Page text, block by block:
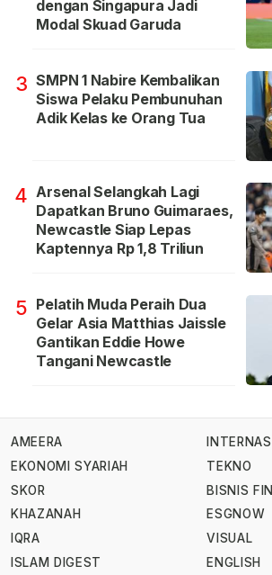
dengan Singapura Jadi
Modal Skuad Garuda
3 SMPN 1 Nabire Kembalikan
Siswa Pelaku Pembunuhan
Adik Kelas ke Orang Tua
4 Arsenal Selangkah Lagi
Dapatkan Bruno Guimaraes,
Newcastle Siap Lepas
Kaptennya Rp 1,8 Triliun
5 Pelatih Muda Peraih Dua
Gelar Asia Matthias Jaissle
Gantikan Eddie Howe
Tangani Newcastle
AMEERA
EKONOMI SYARIAH
SKOR
KHAZANAH
IQRA
ISLAM DIGEST
TEKNO
BISNIS
ESGNOW
VISUAL
ENGLISH